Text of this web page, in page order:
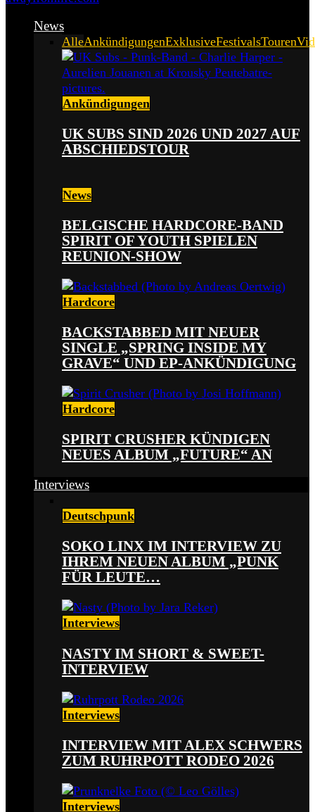
News
AlleAnkündigungenExklusiveFestivalsTouren
Ankündigungen
UK SUBS SIND 2026 UND 2027 AUF
ABSCHIEDSTOUR
News
BELGISCHE HARDCORE-BAND
SPIRIT OF YOUTH SPIELEN
REUNION-SHOW
Hardcore
BACKSTABBED MIT NEUER
SINGLE „SPRING INSIDE MY
GRAVE“ UND EP-ANKÜNDIGUNG
Hardcore
SPIRIT CRUSHER KÜNDIGEN
NEUES ALBUM „FUTURE“ AN
Interviews
Deutschpunk
SOKO LINX IM INTERVIEW ZU
IHREM NEUEN ALBUM „PUNK
FÜR LEUTE…
Interviews
NASTY IM SHORT & SWEET-
INTERVIEW
Interviews
INTERVIEW MIT ALEX SCHWERS
ZUM RUHRPOTT RODEO 2026
Interviews